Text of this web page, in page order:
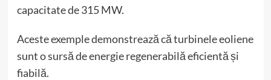
capacitate de 315 MW.
Aceste exemple demonstrează că turbinele eoliene
sunt o sursă de energie regenerabilă eficientă și
fiabilă.